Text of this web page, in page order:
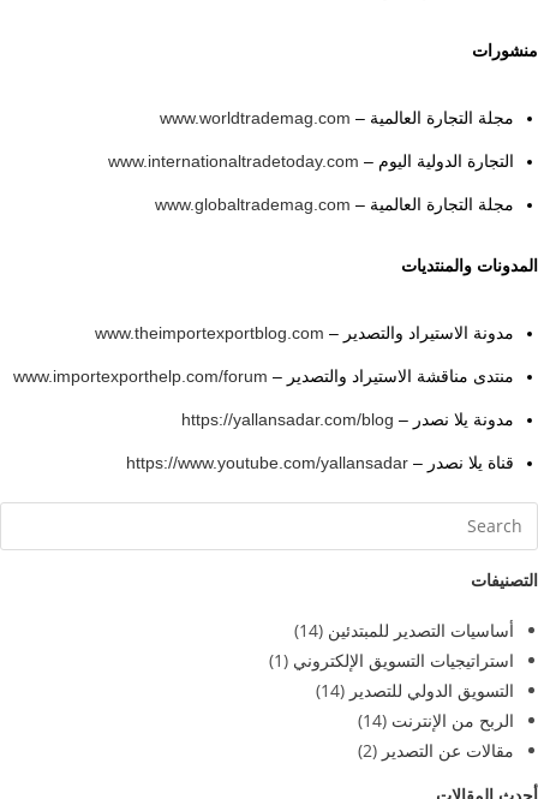
منشورات
مجلة التجارة العالمية –
التجارة الدولية اليوم –
مجلة التجارة العالمية –
المدونات والمنتديات
مدونة الاستيراد والتصدير –
منتدى مناقشة الاستيراد والتصدير –
مدونة يلا نصدر –
قناة يلا نصدر –
التصنيفات
أساسيات التصدير للمبتدئين (14)
استراتيجيات التسويق الإلكتروني (1)
التسويق الدولي للتصدير (14)
الربح من الإنترنت (14)
مقالات عن التصدير (2)